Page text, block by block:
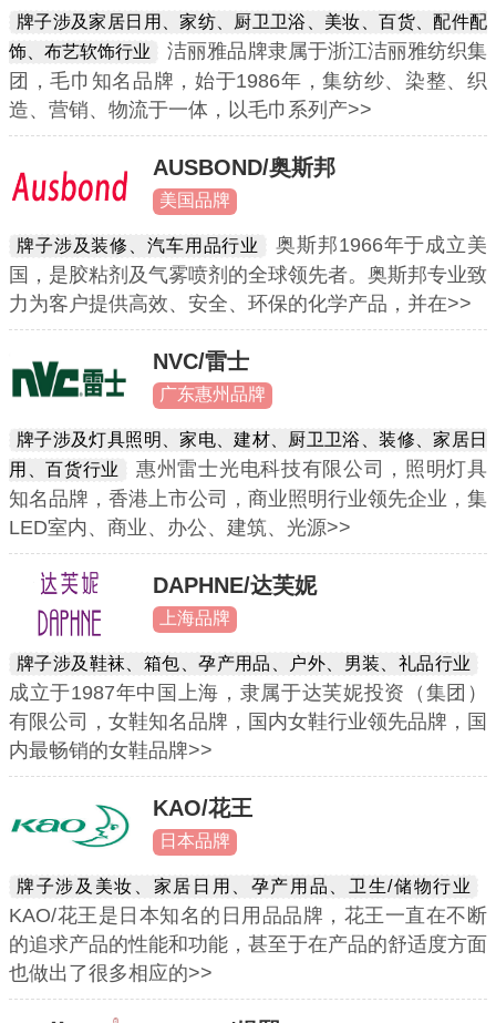
牌子涉及家居日用、家纺、厨卫卫浴、美妆、百货、配件配
饰、布艺软饰行业
洁丽雅品牌隶属于浙江洁丽雅纺织集
团，毛巾知名品牌，始于1986年，集纺纱、染整、织
造、营销、物流于一体，以毛巾系列产>>
AUSBOND/奥斯邦
美国品牌
牌子涉及装修、汽车用品行业
奥斯邦1966年于成立美
国，是胶粘剂及气雾喷剂的全球领先者。奥斯邦专业致
力为客户提供高效、安全、环保的化学产品，并在>>
NVC/雷士
广东惠州品牌
牌子涉及灯具照明、家电、建材、厨卫卫浴、装修、家居日
用、百货行业
惠州雷士光电科技有限公司，照明灯具
知名品牌，香港上市公司，商业照明行业领先企业，集
LED室内、商业、办公、建筑、光源>>
DAPHNE/达芙妮
上海品牌
牌子涉及鞋袜、箱包、孕产用品、户外、男装、礼品行业
成立于1987年中国上海，隶属于达芙妮投资（集团）
有限公司，女鞋知名品牌，国内女鞋行业领先品牌，国
内最畅销的女鞋品牌>>
KAO/花王
日本品牌
牌子涉及美妆、家居日用、孕产用品、卫生/储物行业
KAO/花王是日本知名的日用品品牌，花王一直在不断
的追求产品的性能和功能，甚至于在产品的舒适度方面
也做出了很多相应的>>